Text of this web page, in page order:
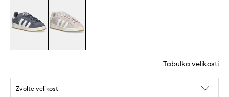
Tabulka velikosti
Zvolte velikost